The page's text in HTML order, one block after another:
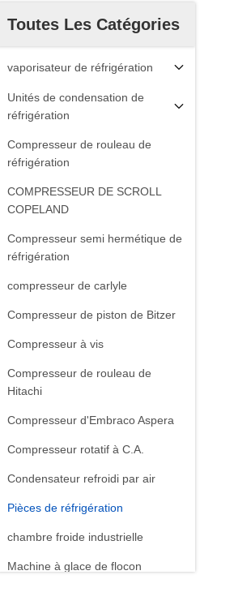
Toutes Les Catégories
vaporisateur de réfrigération
Unités de condensation de
réfrigération
Compresseur de rouleau de
réfrigération
COMPRESSEUR DE SCROLL
COPELAND
Compresseur semi hermétique de
réfrigération
compresseur de carlyle
Compresseur de piston de Bitzer
Compresseur à vis
Compresseur de rouleau de
Hitachi
Compresseur d'Embraco Aspera
Compresseur rotatif à C.A.
Condensateur refroidi par air
Pièces de réfrigération
chambre froide industrielle
Machine à glace de flocon